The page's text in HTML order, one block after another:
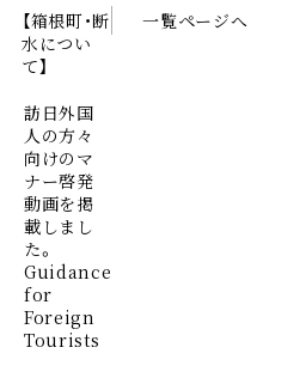
【箱根町・断
水につい
て】
訪日外国
人の方々
向けのマ
ナー啓発
動画を掲
載しまし
た。
Guidance
for
Foreign
Tourists
一覧ページへ